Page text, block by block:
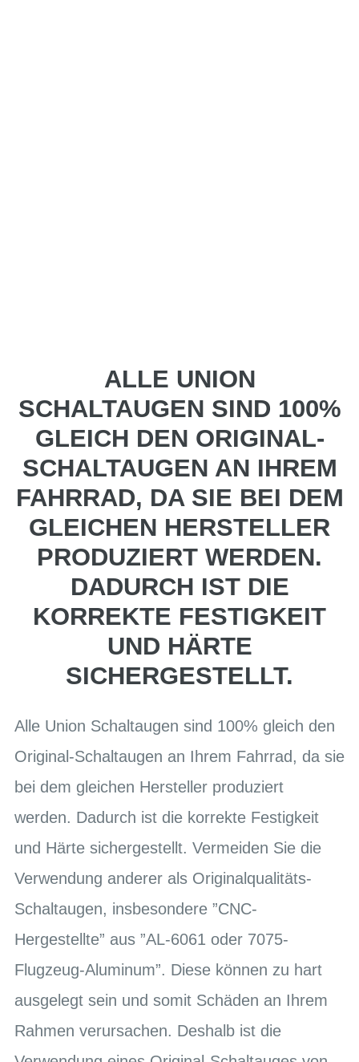
ALLE UNION
SCHALTAUGEN SIND 100%
GLEICH DEN ORIGINAL-
SCHALTAUGEN AN IHREM
FAHRRAD, DA SIE BEI DEM
GLEICHEN HERSTELLER
PRODUZIERT WERDEN.
DADURCH IST DIE
KORREKTE FESTIGKEIT
UND HÄRTE
SICHERGESTELLT.
Alle Union Schaltaugen sind 100% gleich den
Original-Schaltaugen an Ihrem Fahrrad, da sie
bei dem gleichen Hersteller produziert
werden. Dadurch ist die korrekte Festigkeit
und Härte sichergestellt. Vermeiden Sie die
Verwendung anderer als Originalqualitäts-
Schaltaugen, insbesondere ”CNC-
Hergestellte” aus ”AL-6061 oder 7075-
Flugzeug-Aluminum”. Diese können zu hart
ausgelegt sein und somit Schäden an Ihrem
Rahmen verursachen. Deshalb ist die